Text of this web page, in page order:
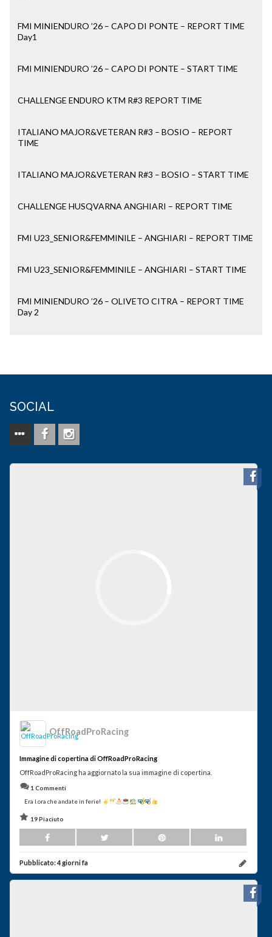
FMI MINIENDURO ’26 – CAPO DI PONTE – REPORT TIME
Day1
FMI MINIENDURO ’26 – CAPO DI PONTE – START TIME
CHALLENGE ENDURO KTM R#3 REPORT TIME
ITALIANO MAJOR&VETERAN R#3 – BOSIO – REPORT
TIME
ITALIANO MAJOR&VETERAN R#3 – BOSIO – START TIME
CHALLENGE HUSQVARNA ANGHIARI – REPORT TIME
FMI U23_SENIOR&FEMMINILE – ANGHIARI – REPORT TIME
FMI U23_SENIOR&FEMMINILE – ANGHIARI – START TIME
FMI MINIENDURO ’26 – OLIVETO CITRA – REPORT TIME
Day 2
SOCIAL
OffRoadProRacing
Immagine di copertina di OffRoadProRacing
OffRoadProRacing ha aggiornato la sua immagine di copertina.
1 Commenti
Era l.ora che andate in ferie!
19 Piaciuto
Pubblicato:4 giorni fa